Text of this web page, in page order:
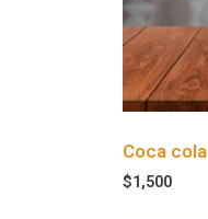
Coca
$1,500